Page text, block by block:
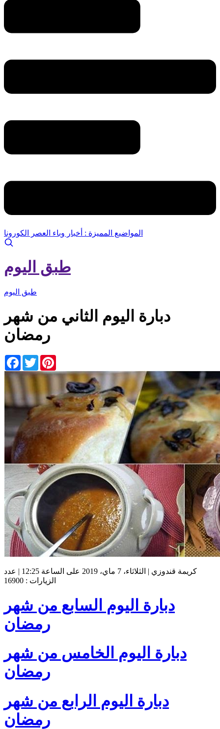
المواضيع المميزة : أخبار وباء العصر الكورونا
طبق اليوم
طبق اليوم
دبارة اليوم الثاني من شهر
رمضان
Facebook
Twitter
كريمة قندوزي | الثلاثاء، 7 ماي، 2019 على الساعة 12:25 | عدد
الزيارات : 16900
دبارة اليوم السابع من شهر
رمضان
دبارة اليوم الخامس من شهر
رمضان
دبارة اليوم الرابع من شهر
رمضان